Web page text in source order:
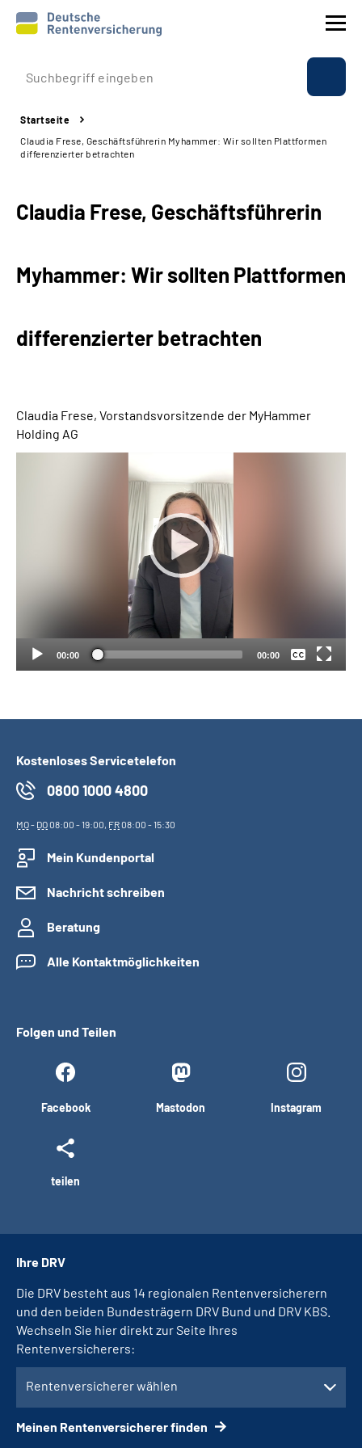
Prävention
Reha
Beratung & Kontakt
Experten
Language
Inhalte in Gebärdensprache (DGS)
Mein Kundenportal
Startseite
Claudia Frese, Geschäftsführerin Myhammer: Wir sollten Plattformen
differenzierter betrachten
Claudia Frese, Geschäftsführerin
Myhammer: Wir sollten Plattformen
differenzierter betrachten
Claudia Frese, Vorstandsvorsitzende der MyHammer
Holding AG
00:00 00:00
Kostenloses Servicetelefon
0800 1000 4800
MO- DO08:00 - 19:00, FR08:00 - 15:30
Mein Kundenportal
Nachricht schreiben
Beratung
Alle Kontaktmöglichkeiten
Folgen und Teilen
Facebook Mastodon Instagram
teilen
Ihre DRV
Die DRV besteht aus 14 regionalen Rentenversicherern
und den beiden Bundesträgern DRV Bund und DRV KBS.
Wechseln Sie hier direkt zur Seite Ihres
Rentenversicherers:
Rentenversicherer wählen
Meinen Rentenversicherer finden